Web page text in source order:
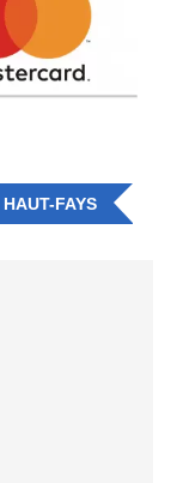
FAYS